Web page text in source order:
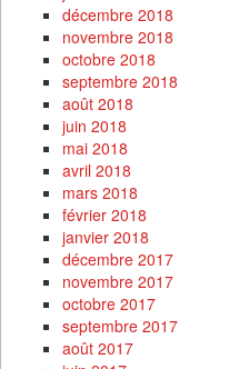
décembre 2018
novembre 2018
octobre 2018
septembre 2018
août 2018
juin 2018
mai 2018
avril 2018
mars 2018
février 2018
janvier 2018
décembre 2017
novembre 2017
octobre 2017
septembre 2017
août 2017